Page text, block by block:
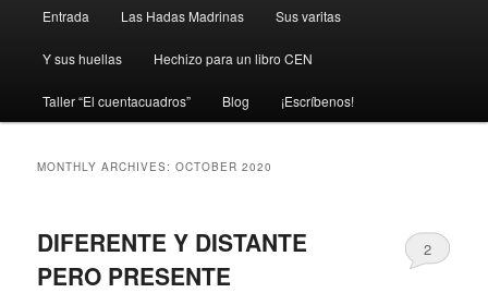
Skip
to
primary
content
Skip
to
secondary
content
Entrada Las Hadas Madrinas Sus varitas
Y sus huellas Hechizo para un libro CEN
Taller “El cuentacuadros” Blog ¡Escríbenos!
MONTHLY ARCHIVES:OCTOBER 2020
DIFERENTE Y DISTANTE
PERO PRESENTE
2